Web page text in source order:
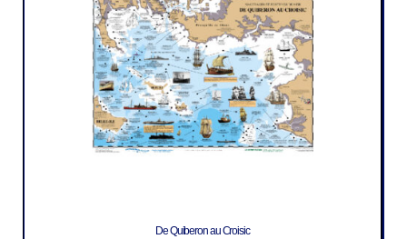
De Quiberon au Croisic